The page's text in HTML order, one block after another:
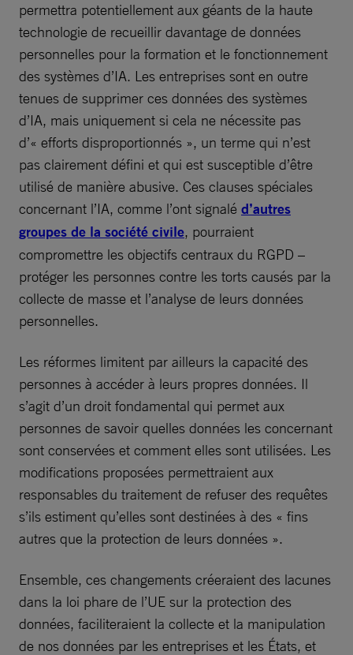
permettra potentiellement aux géants de la haute
technologie de recueillir davantage de données
personnelles pour la formation et le fonctionnement
des systèmes d’IA. Les entreprises sont en outre
tenues de supprimer ces données des systèmes
d’IA, mais uniquement si cela ne nécessite pas
d’« efforts disproportionnés », un terme qui n’est
pas clairement défini et qui est susceptible d’être
utilisé de manière abusive. Ces clauses spéciales
concernant l’IA, comme l’ont signalé d’autres
groupes de la société civile, pourraient
compromettre les objectifs centraux du RGPD –
protéger les personnes contre les torts causés par la
collecte de masse et l’analyse de leurs données
personnelles.
Les réformes limitent par ailleurs la capacité des
personnes à accéder à leurs propres données. Il
s’agit d’un droit fondamental qui permet aux
personnes de savoir quelles données les concernant
sont conservées et comment elles sont utilisées. Les
modifications proposées permettraient aux
responsables du traitement de refuser des requêtes
s’ils estiment qu’elles sont destinées à des « fins
autres que la protection de leurs données ».
Ensemble, ces changements créeraient des lacunes
dans la loi phare de l’UE sur la protection des
données, faciliteraient la collecte et la manipulation
de nos données par les entreprises et les États, et